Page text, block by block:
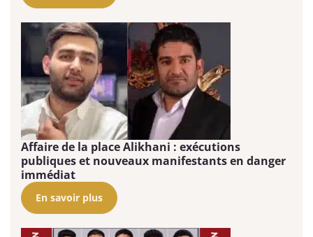
Affaire de la place Alikhani : exécutions
publiques et nouveaux manifestants en danger
immédiat
En savoir plus